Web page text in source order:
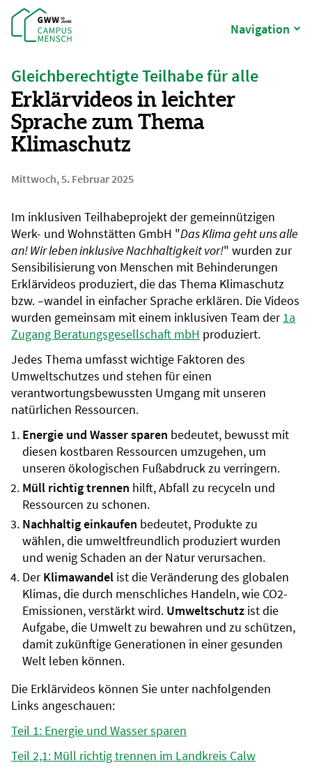
Navigation
Gleichberechtigte Teilhabe für alle
Erklärvideos in leichter
Sprache zum Thema
Klimaschutz
Mittwoch, 5. Februar 2025
Im inklusiven Teilhabeprojekt der gemeinnützigen
Werk- und Wohnstätten GmbH "Das Klima geht uns alle
an! Wir leben inklusive Nachhaltigkeit vor!" wurden zur
Sensibilisierung von Menschen mit Behinderungen
Erklärvideos produziert, die das Thema Klimaschutz
bzw. –wandel in einfacher Sprache erklären. Die Videos
wurden gemeinsam mit einem inklusiven Team der1a
Zugang Beratungsgesellschaft mbH produziert.
Jedes Thema umfasst wichtige Faktoren des
Umweltschutzes und stehen für einen
verantwortungsbewussten Umgang mit unseren
natürlichen Ressourcen.
Energie und Wasser sparen bedeutet, bewusst mit
diesen kostbaren Ressourcen umzugehen, um
unseren ökologischen Fußabdruck zu verringern.
Müll richtig trennen hilft, Abfall zu recyceln und
Ressourcen zu schonen.
Nachhaltig einkaufen bedeutet, Produkte zu
wählen, die umweltfreundlich produziert wurden
und wenig Schaden an der Natur verursachen.
DerKlimawandel ist die Veränderung des globalen
Klimas, die durch menschliches Handeln, wie CO2-
Emissionen, verstärkt wird. Umweltschutz ist die
Aufgabe, die Umwelt zu bewahren und zu schützen,
damit zukünftige Generationen in einer gesunden
Welt leben können.
Die Erklärvideos können Sie unter nachfolgenden
Links angeschauen:
Teil 1: Energie und Wasser sparen
Teil 2,1: Müll richtig trennen im Landkreis Calw